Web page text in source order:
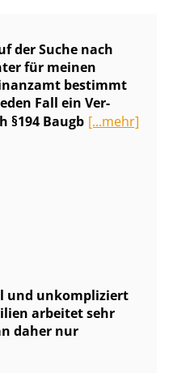
der Suche nach
für meinen
bestimmt
Fall ein Ver­
§194 Baugb [...mehr]
und unkompliziert
arbeitet sehr
daher nur